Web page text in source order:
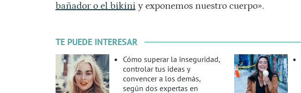
bañador o el bikiniy exponemos nuestro cuerpo».
TE PUEDE INTERESAR
Cómo superar la inseguridad,
controlar tus ideas y
convencer a los demás,
según dos expertas en